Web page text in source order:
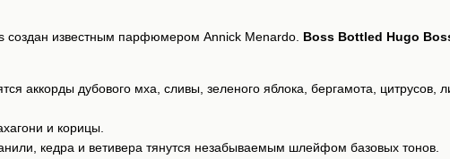
создан известным парфюмером Annick Menardo. Boss Bottled Hugo
аккорды дубового мха, сливы, зеленого яблока, бергамота, цитрусов,
и корицы.
кедра и ветивера тянутся незабываемым шлейфом базовых тонов.